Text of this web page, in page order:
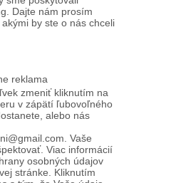
Dajte nám prosím
by ste o nás chceli
reklama
zmeniť kliknutím na
v zápätí ľubovoľného
alebo nás
Vaše
Viac informácií
osobných údajov
stránke. Kliknutím